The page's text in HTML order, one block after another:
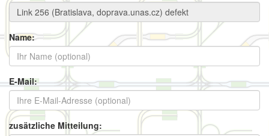
Name:
E-Mail:
zusätzliche Mitteilung: